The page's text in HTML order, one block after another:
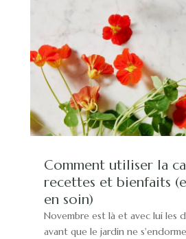
Comment utiliser la
recettes et bienfaits
en soin)
Novembre est là et avec lui les
avant que le jardin ne